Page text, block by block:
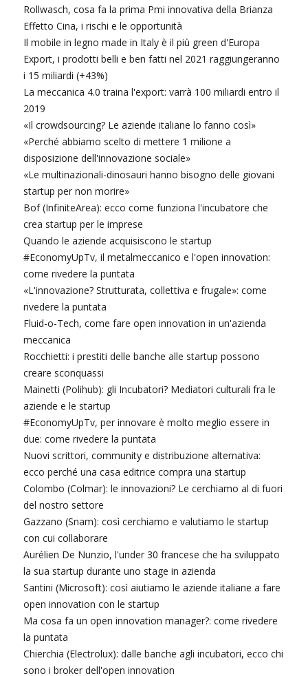
Rollwasch, cosa fa la prima Pmi innovativa della Brianza
Effetto Cina, i rischi e le opportunità
Il mobile in legno made in Italy è il più green d'Europa
Export, i prodotti belli e ben fatti nel 2021 raggiungeranno
i 15 miliardi (+43%)
La meccanica 4.0 traina l'export: varrà 100 miliardi entro il
2019
«Il crowdsourcing? Le aziende italiane lo fanno così»
«Perché abbiamo scelto di mettere 1 milione a
disposizione dell'innovazione sociale»
«Le multinazionali-dinosauri hanno bisogno delle giovani
startup per non morire»
Bof (InfiniteArea): ecco come funziona l'incubatore che
crea startup per le imprese
Quando le aziende acquisiscono le startup
#EconomyUpTv, il metalmeccanico e l'open innovation:
come rivedere la puntata
«L'innovazione? Strutturata, collettiva e frugale»: come
rivedere la puntata
Fluid-o-Tech, come fare open innovation in un'azienda
meccanica
Rocchietti: i prestiti delle banche alle startup possono
creare sconquassi
Mainetti (Polihub): gli Incubatori? Mediatori culturali fra le
aziende e le startup
#EconomyUpTv, per innovare è molto meglio essere in
due: come rivedere la puntata
Nuovi scrittori, community e distribuzione alternativa:
ecco perché una casa editrice compra una startup
Colombo (Colmar): le innovazioni? Le cerchiamo al di fuori
del nostro settore
Gazzano (Snam): così cerchiamo e valutiamo le startup
con cui collaborare
Aurélien De Nunzio, l'under 30 francese che ha sviluppato
la sua startup durante uno stage in azienda
Santini (Microsoft): così aiutiamo le aziende italiane a fare
open innovation con le startup
Ma cosa fa un open innovation manager?: come rivedere
la puntata
Chierchia (Electrolux): dalle banche agli incubatori, ecco chi
sono i broker dell'open innovation